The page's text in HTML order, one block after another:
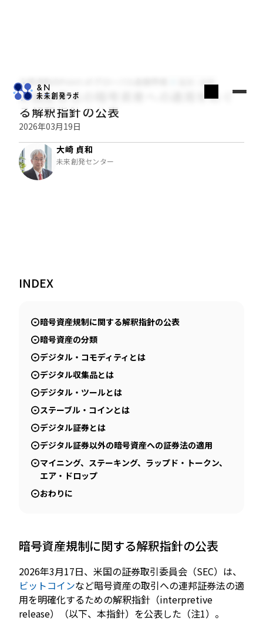
大崎貞和のPoint of グローバル金融市場
米国証券法の暗号資産への適用をめぐ
る解釈指針の公表
2026年03月19日
大崎 貞和
未来創発センター
INDEX
暗号資産規制に関する解釈指針の公表
暗号資産の分類
デジタル・コモディティとは
デジタル収集品とは
デジタル・ツールとは
ステーブル・コインとは
デジタル証券とは
デジタル証券以外の暗号資産への証券法の適用
マイニング、ステーキング、ラップド・トークン、
エア・ドロップ
おわりに
暗号資産規制に関する解釈指針の公表
2026年3月17日、米国の証券取引委員会（SEC）は、
ビットコインなど暗号資産の取引への連邦証券法の適
用を明確化するための解釈指針（interpretive
release）（以下、本指針）を公表した（注1）。